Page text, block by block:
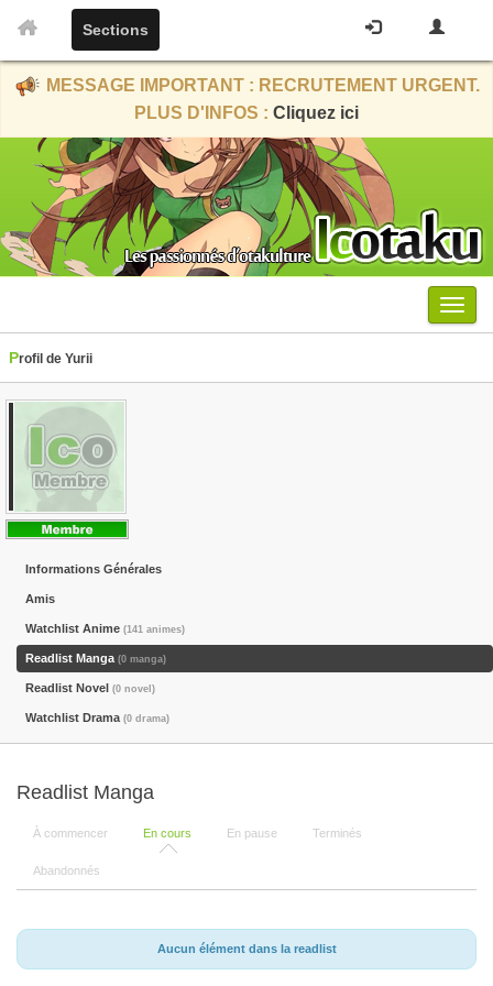
Sections
MESSAGE IMPORTANT : RECRUTEMENT URGENT.
PLUS D'INFOS : Cliquez ici
Menu
Profil de Yurii
Informations Générales
Amis
Watchlist Anime (141 animes)
Readlist Manga (0 manga)
Readlist Novel (0 novel)
Watchlist Drama (0 drama)
Readlist Manga
À commencer En cours En pause Terminés
Abandonnés
Aucun élément dans la readlist